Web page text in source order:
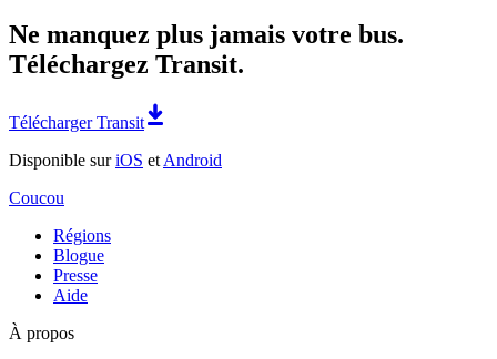
Ne manquez plus jamais votre bus.
Téléchargez Transit.
Télécharger Transit
Disponible suriOS et Android
Coucou
Régions
Blogue
Presse
Aide
À propos